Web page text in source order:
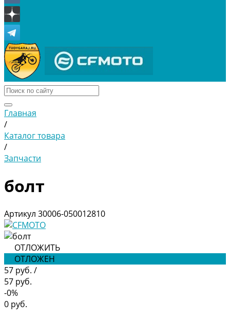
Главная
/
Каталог товара
/
Запчасти
болт
Артикул 30006-050012810
ОТЛОЖИТЬ
ОТЛОЖЕН
57 руб. /
57 руб.
-0%
0 руб.